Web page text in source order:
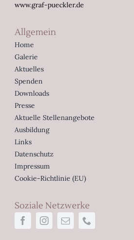
www.graf-pueckler.de
Allgemein
Home
Galerie
Aktuelles
Spenden
Downloads
Presse
Aktuelle Stellenangebote
Ausbildung
Links
Datenschutz
Impressum
Cookie-Richtlinie (EU)
Soziale Netzwerke